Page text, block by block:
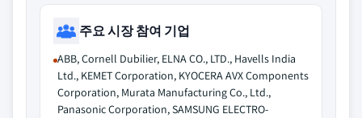
주요 시장 참여 기업
ABB, Cornell Dubilier, ELNA CO., LTD., Havells India
Ltd., KEMET Corporation, KYOCERA AVX Components
Corporation, Murata Manufacturing Co., Ltd.,
Panasonic Corporation, SAMSUNG ELECTRO-